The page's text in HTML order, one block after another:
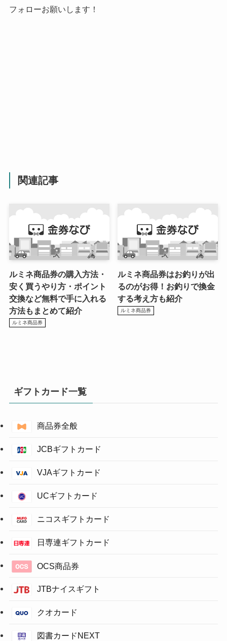
フォローお願いします！
関連記事
ルミネ商品券の購入方法・
安く買うやり方・ポイント
交換など無料で手に入れる
方法もまとめて紹介
ルミネ商品券
ルミネ商品券はお釣りが出
るのがお得！お釣りで換金
する考え方も紹介
ルミネ商品券
ギフトカード一覧
商品券全般
JCBギフトカード
VJAギフトカード
UCギフトカード
ニコスギフトカード
日専連ギフトカード
OCS商品券
JTBナイスギフト
クオカード
図書カードNEXT